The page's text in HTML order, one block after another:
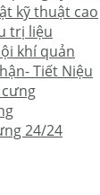
kỹ thuật cao
trị liệu
khí quản
Tiết Niệu
24/24